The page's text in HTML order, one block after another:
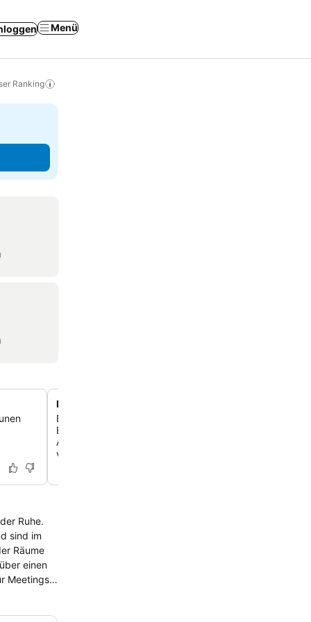
Menü
Ranking
Historisches Bauernhof-Ambiente
Erlebe einen einzigartigen Aufenthalt in einem
Bauernhaus, das traditionellen Charme mit modernen
Annehmlichkeiten und einer gemütlichen, einladenden
verbindet.
Ruhe.
Räume
Meetings